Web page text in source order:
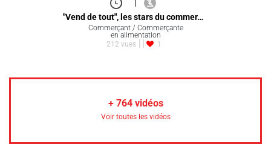
"Vend de tout", les stars du commer…
Commerçant / Commerçante
en alimentation
212 vues
1
+ 764vidéos
Voir toutes les vidéos